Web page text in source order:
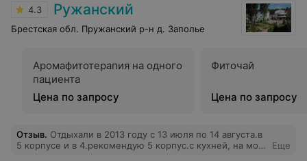
4.3 Ружанский
Брестская обл. Пружанский р-н д. Заполье
Аромафитотерапия на одного
пациента
Цена по запросу
Фиточай
Цена по запросу
Отзыв. Отдыхали в 2013 году с 13 июля по 14 августа.в
5 корпусе и в 4.рекомендую 5 корпус.с кухней, на мой
Еще